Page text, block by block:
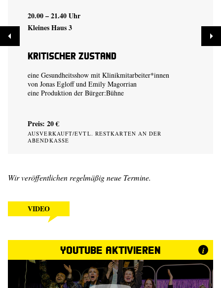
20.00 – 21.40 Uhr
Kleines Haus 3
Kritischer Zustand
eine Gesundheitsshow mit Klinikmitarbeiter*innen
von Jonas Egloffund Emily Magorrian
eine Produktion der Bürger:Bühne
Preis: 20 €
AUSVERKAUFT/EVTL. RESTKARTEN AN DER
ABENDKASSE
Wir veröffentlichen regelmäßig neue Termine.
VIDEO
YouTube aktivieren i